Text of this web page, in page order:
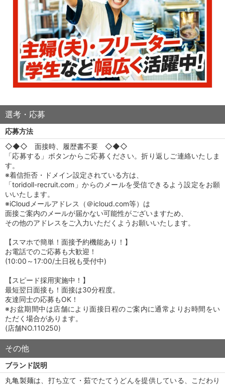
選考・応募
応募方法
◇◆◇ 面接時、履歴書不要 ◇◆◇
「応募する」ボタンからご応募ください。折り返しご連絡いたしま
す。
※着信拒否・ドメイン設定されている方は、
「toridoll-recruit.com」からのメールを受信できるよう設定をお願
いいたします。
※iCloudメールアドレス（＠icloud.com等）は
面接ご案内のメールが届かない可能性がございますため、
その他のアドレスをご入力いただくようお願いいたします。
【スマホで簡単！面接予約機能あり！】
お電話でのご応募も大歓迎！
(10:00～17:00/土日祝も受付中)
【スピード採用実施中！】
最短翌日面接も！面接は30分程度。
友達同士の応募もOK！
※お盆期間中は店舗により面接日程のご案内に通常よりお時間をい
ただく場合があります。
(店舗NO.110250)
その他
ブランド説明
丸亀製麺は、打ち立て・茹でたてうどんを提供している、こだわり